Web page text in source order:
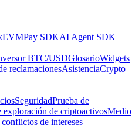
Pay SDKAI Agent SDK
BTC/USDGlosarioWidgets
reclamacionesAsistenciaCrypto
SeguridadPrueba de
exploración de criptoactivosMedio
de intereses